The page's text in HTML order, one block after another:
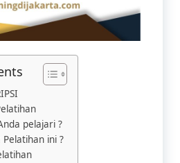
pelajari ?
ini ?